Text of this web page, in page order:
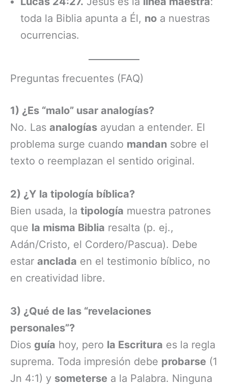
toda la Biblia apunta a Él, no a nuestras
ocurrencias.
Preguntas frecuentes (FAQ)
1) ¿Es “malo” usar analogías?
No. Las analogías ayudan a entender. El
problema surge cuando mandan sobre el
texto o reemplazan el sentido original.
2) ¿Y la tipología bíblica?
Bien usada, la tipología muestra patrones
que la misma Biblia resalta (p. ej.,
Adán/Cristo, el Cordero/Pascua). Debe
estar anclada en el testimonio bíblico, no
en creatividad libre.
3) ¿Qué de las “revelaciones
personales”?
Dios guía hoy, pero la Escritura es la regla
suprema. Toda impresión debe probarse (1
Jn 4:1) y someterse a la Palabra. Ninguna